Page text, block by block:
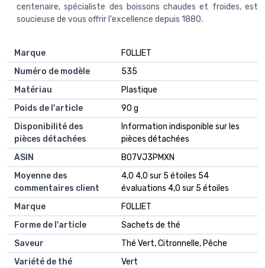
centenaire, spécialiste des boissons chaudes et froides, est
soucieuse de vous offrir l'excellence depuis 1880.
Marque
‎FOLLIET
Numéro de modèle
‎535
Matériau
‎Plastique
Poids de l'article
‎90 g
Disponibilité des
pièces détachées
‎Information indisponible sur les
pièces détachées
ASIN
B07VJ3PMXN
Moyenne des
commentaires client
4,0 4,0 sur 5 étoiles 54
évaluations 4,0 sur 5 étoiles
Marque
FOLLIET
Forme de l'article
Sachets de thé
Saveur
Thé Vert, Citronnelle, Pêche
Variété de thé
Vert